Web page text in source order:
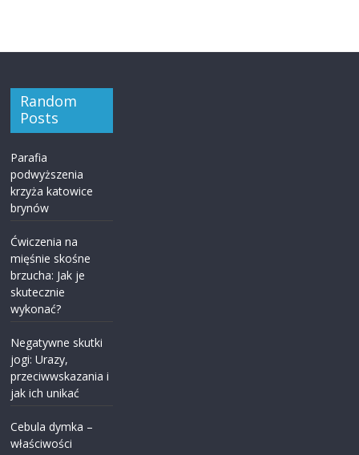
Random
Posts
Parafia
podwyższenia
krzyża katowice
brynów
Ćwiczenia na
mięśnie skośne
brzucha: Jak je
skutecznie
wykonać?
Negatywne skutki
jogi: Urazy,
przeciwwskazania i
jak ich unikać
Cebula dymka –
właściwości